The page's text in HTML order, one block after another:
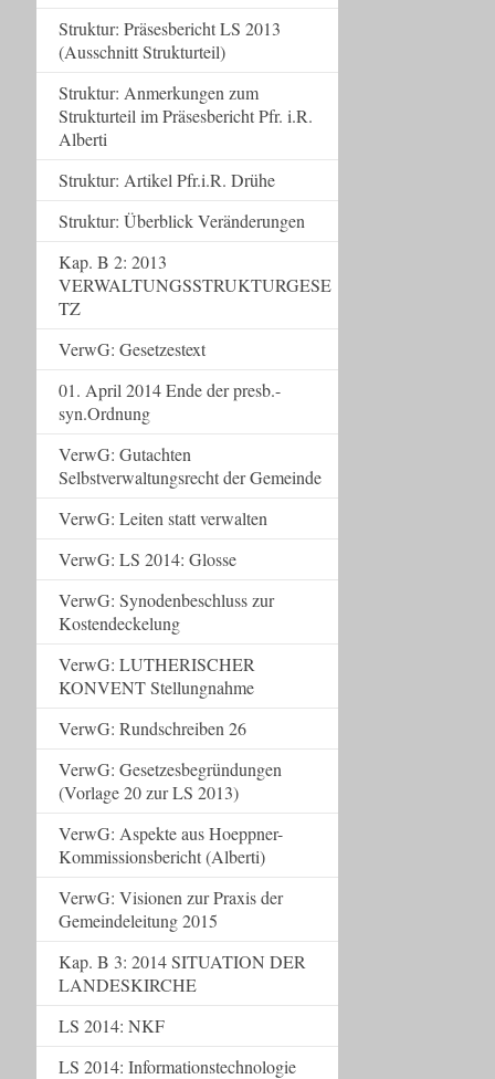
Struktur: Präsesbericht LS 2013
(Ausschnitt Strukturteil)
Struktur: Anmerkungen zum
Strukturteil im Präsesbericht Pfr. i.R.
Alberti
Struktur: Artikel Pfr.i.R. Drühe
Struktur: Überblick Veränderungen
Kap. B 2: 2013
VERWALTUNGSSTRUKTURGESE
TZ
VerwG: Gesetzestext
01. April 2014 Ende der presb.-
syn.Ordnung
VerwG: Gutachten
Selbstverwaltungsrecht der Gemeinde
VerwG: Leiten statt verwalten
VerwG: LS 2014: Glosse
VerwG: Synodenbeschluss zur
Kostendeckelung
VerwG: LUTHERISCHER
KONVENT Stellungnahme
VerwG: Rundschreiben 26
VerwG: Gesetzesbegründungen
(Vorlage 20 zur LS 2013)
VerwG: Aspekte aus Hoeppner-
Kommissionsbericht (Alberti)
VerwG: Visionen zur Praxis der
Gemeindeleitung 2015
Kap. B 3: 2014 SITUATION DER
LANDESKIRCHE
LS 2014: NKF
LS 2014: Informationstechnologie